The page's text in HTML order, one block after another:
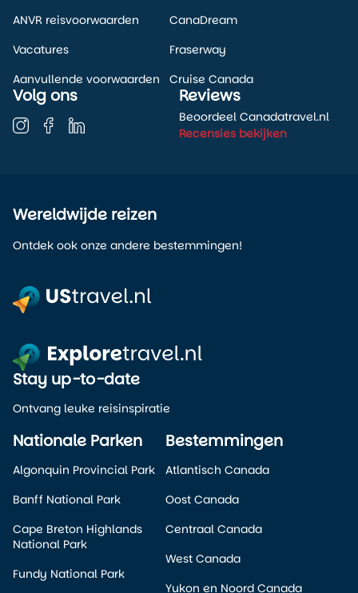
ANVR reisvoorwaarden
Vacatures
Aanvullende voorwaarden
CanaDream
Fraserway
Cruise Canada
Volg ons Reviews
Beoordeel Canadatravel.nl
Recensies bekijken
Wereldwijde reizen
Ontdek ook onze andere bestemmingen!
Nationale Parken
Algonquin Provincial Park
Banff National Park
Cape Breton Highlands
National Park
Fundy National Park
Bestemmingen
Atlantisch Canada
Oost Canada
Centraal Canada
West Canada
Yukon en Noord Canada
Stay up-to-date
Ontvang leuke reisinspiratie